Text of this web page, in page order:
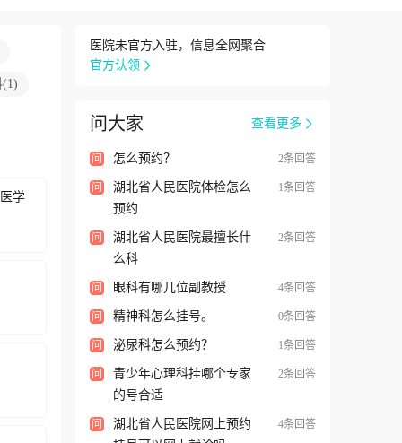
(1)
学
医院未官方入驻，信息全网聚合
官方认领
问大家 查看更多
问 怎么预约？ 2条回答
问
湖北省人民医院体检怎么
预约
1条回答
问
湖北省人民医院最擅长什
么科
2条回答
问 眼科有哪几位副教授 4条回答
问 精神科怎么挂号。 0条回答
问 泌尿科怎么预约？ 1条回答
问
青少年心理科挂哪个专家
的号合适
2条回答
问
湖北省人民医院网上预约
4条回答